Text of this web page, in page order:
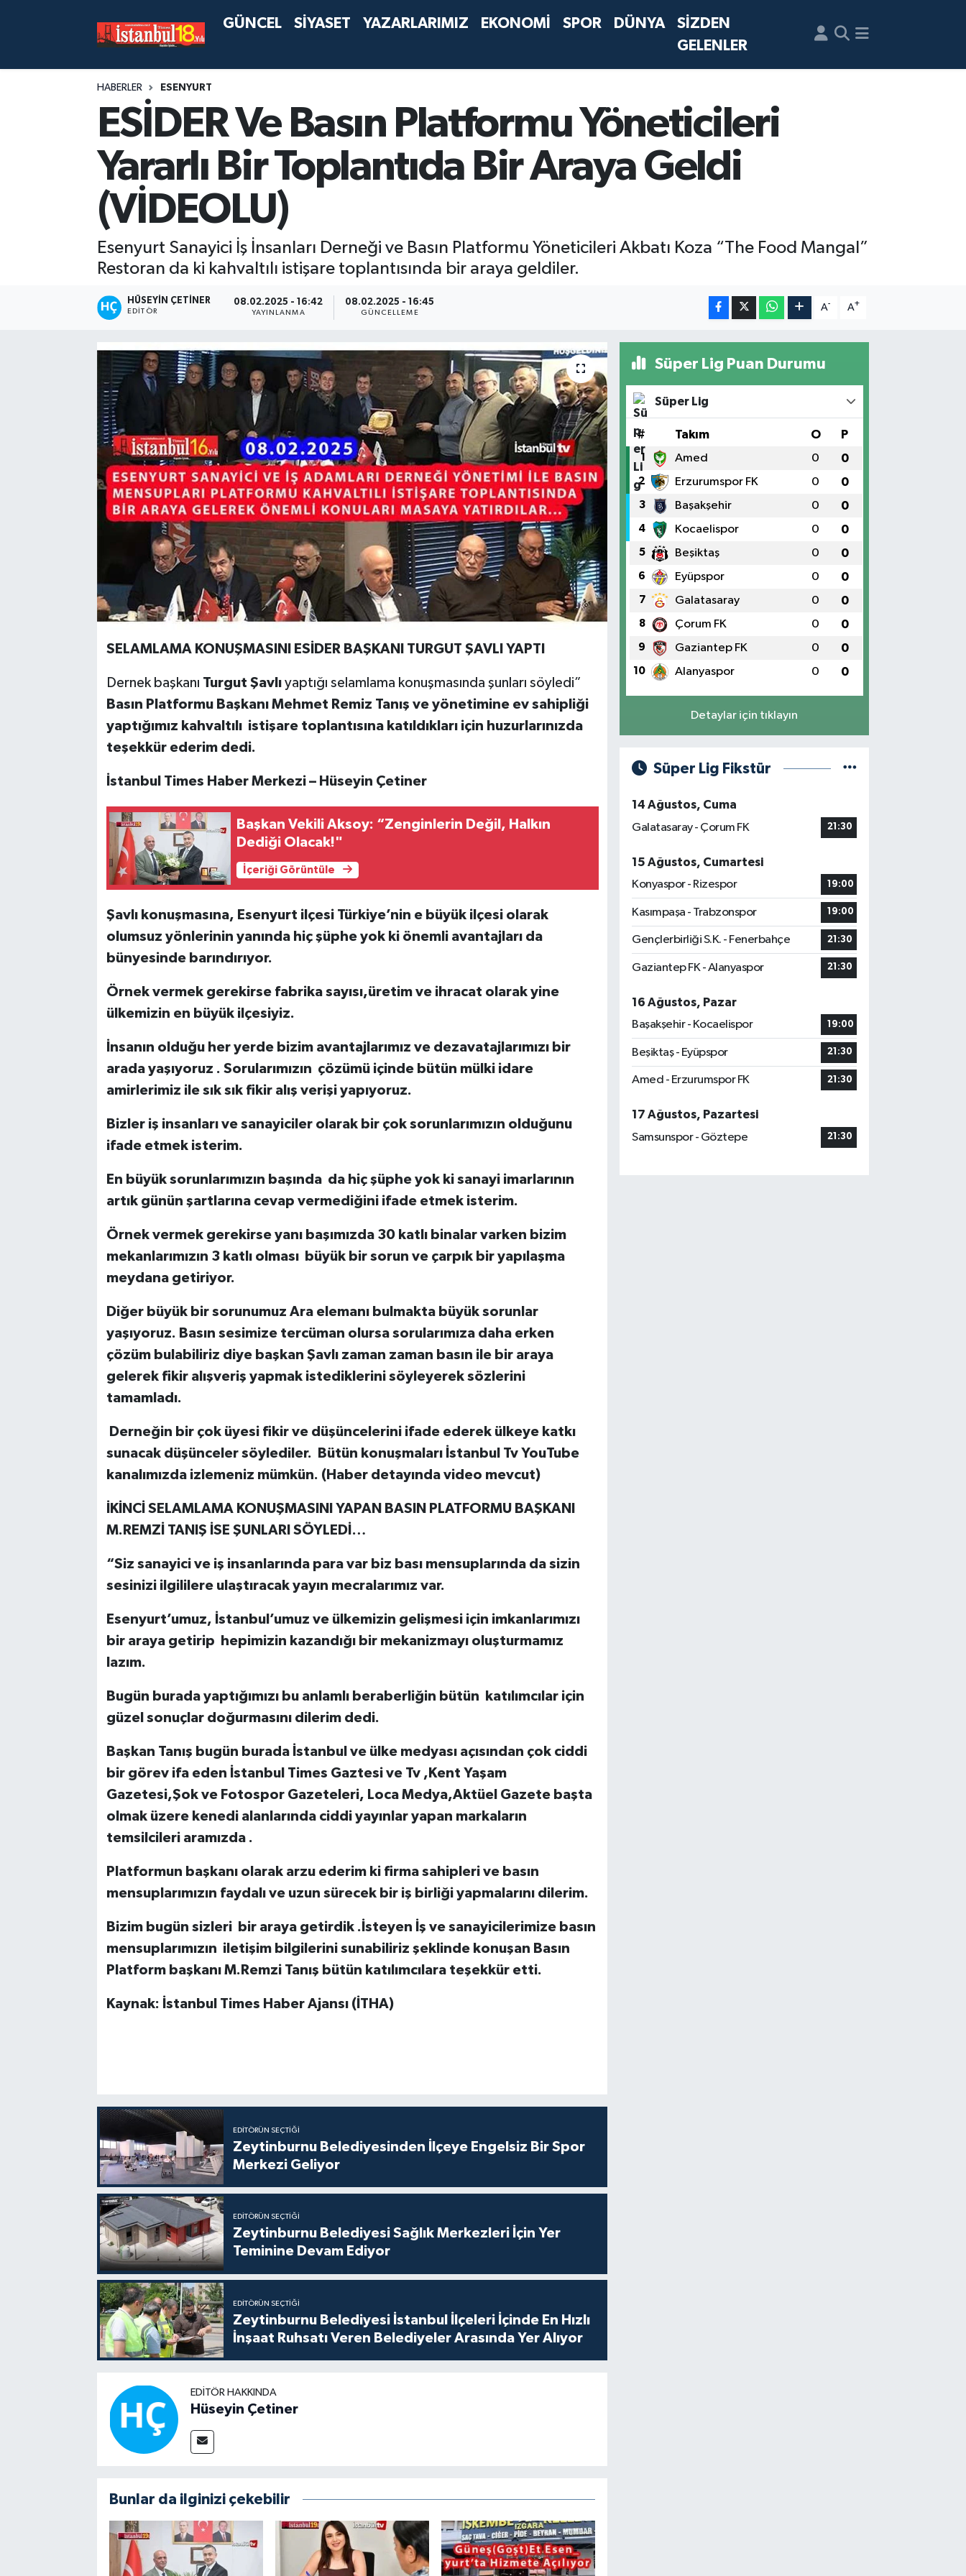
GÜNCEL SİYASET YAZARLARIMIZ EKONOMİ SPOR DÜNYA
SİZDEN
GELENLER
HABERLER ESENYURT
ESİDER Ve Basın Platformu Yöneticileri
Yararlı Bir Toplantıda Bir Araya Geldi
(VİDEOLU)
Esenyurt Sanayici İş İnsanları Derneği ve Basın Platformu Yöneticileri Akbatı Koza “The Food Mangal”
Restoran da ki kahvaltılı istişare toplantısında bir araya geldiler.
HÜSEYIN ÇETINER
EDITÖR
08.02.2025 - 16:42
YAYINLANMA
08.02.2025 - 16:45
GÜNCELLEME
A- A+
SELAMLAMA KONUŞMASINI ESİDER BAŞKANI TURGUT ŞAVLI YAPTI
Dernek başkanı Turgut Şavlıyaptığı selamlama konuşmasında şunları söyledi”
Basın Platformu Başkanı Mehmet Remiz Tanış ve yönetimine ev sahipliği
yaptığımız kahvaltılı istişare toplantısına katıldıkları için huzurlarınızda
teşekkür ederim dedi.
İstanbul Times Haber Merkezi – Hüseyin Çetiner
Başkan Vekili Aksoy: “Zenginlerin Değil, Halkın
Dediği Olacak!"
İçeriği Görüntüle
Şavlı konuşmasına, Esenyurt ilçesi Türkiye’nin e büyük ilçesi olarak
olumsuz yönlerinin yanında hiç şüphe yok ki önemli avantajları da
bünyesinde barındırıyor.
Örnek vermek gerekirse fabrika sayısı,üretim ve ihracat olarak yine
ülkemizin en büyük ilçesiyiz.
İnsanın olduğu her yerde bizim avantajlarımız ve dezavatajlarımızı bir
arada yaşıyoruz . Sorularımızın çözümü içinde bütün mülki idare
amirlerimiz ile sık sık fikir alış verişi yapıyoruz.
Bizler iş insanları ve sanayiciler olarak bir çok sorunlarımızın olduğunu
ifade etmek isterim.
En büyük sorunlarımızın başında da hiç şüphe yok ki sanayi imarlarının
artık günün şartlarına cevap vermediğini ifade etmek isterim.
Örnek vermek gerekirse yanı başımızda 30 katlı binalar varken bizim
mekanlarımızın 3 katlı olması büyük bir sorun ve çarpık bir yapılaşma
meydana getiriyor.
Diğer büyük bir sorunumuz Ara elemanı bulmakta büyük sorunlar
yaşıyoruz. Basın sesimize tercüman olursa sorularımıza daha erken
çözüm bulabiliriz diye başkan Şavlı zaman zaman basın ile bir araya
gelerek fikir alışveriş yapmak istediklerini söyleyerek sözlerini
tamamladı.
Derneğin bir çok üyesi fikir ve düşüncelerini ifade ederek ülkeye katkı
sunacak düşünceler söylediler. Bütün konuşmaları İstanbul Tv YouTube
kanalımızda izlemeniz mümkün. (Haber detayında video mevcut)
İKİNCİ SELAMLAMA KONUŞMASINI YAPAN BASIN PLATFORMU BAŞKANI
M.REMZİ TANIŞ İSE ŞUNLARI SÖYLEDİ…
“Siz sanayici ve iş insanlarında para var biz bası mensuplarında da sizin
sesinizi ilgililere ulaştıracak yayın mecralarımız var.
Esenyurt’umuz, İstanbul’umuz ve ülkemizin gelişmesi için imkanlarımızı
bir araya getirip hepimizin kazandığı bir mekanizmayı oluşturmamız
lazım.
Bugün burada yaptığımızı bu anlamlı beraberliğin bütün katılımcılar için
güzel sonuçlar doğurmasını dilerim dedi.
Başkan Tanış bugün burada İstanbul ve ülke medyası açısından çok ciddi
bir görev ifa eden İstanbul Times Gaztesi ve Tv ,Kent Yaşam
Gazetesi,Şok ve Fotospor Gazeteleri, Loca Medya,Aktüel Gazete başta
olmak üzere kenedi alanlarında ciddi yayınlar yapan markaların
temsilcileri aramızda .
Platformun başkanı olarak arzu ederim ki firma sahipleri ve basın
mensuplarımızın faydalı ve uzun sürecek bir iş birliği yapmalarını dilerim.
Bizim bugün sizleri bir araya getirdik .İsteyen İş ve sanayicilerimize basın
mensuplarımızın iletişim bilgilerini sunabiliriz şeklinde konuşan Basın
Platform başkanı M.Remzi Tanış bütün katılımcılara teşekkür etti.
Kaynak: İstanbul Times Haber Ajansı (İTHA)
EDITÖRÜN SEÇTIĞI
Zeytinburnu Belediyesinden İlçeye Engelsiz Bir Spor
Merkezi Geliyor
EDITÖRÜN SEÇTIĞI
Zeytinburnu Belediyesi Sağlık Merkezleri İçin Yer
Teminine Devam Ediyor
EDITÖRÜN SEÇTIĞI
Zeytinburnu Belediyesi İstanbul İlçeleri İçinde En Hızlı
İnşaat Ruhsatı Veren Belediyeler Arasında Yer Alıyor
EDITÖR HAKKINDA
Hüseyin Çetiner
Bunlar da ilginizi çekebilir
Süper Lig Puan Durumu
Süper Lig
# Takım O P
1 Amed 0 0
2 Erzurumspor FK 0 0
3 Başakşehir 0 0
4 Kocaelispor 0 0
5 Beşiktaş 0 0
6 Eyüpspor 0 0
7 Galatasaray 0 0
8 Çorum FK 0 0
9 Gaziantep FK 0 0
10 Alanyaspor 0 0
Detaylar için tıklayın
Süper Lig Fikstür
14 Ağustos, Cuma
Galatasaray - Çorum FK
21:30
15 Ağustos, Cumartesi
Konyaspor - Rizespor
19:00
Kasımpaşa - Trabzonspor 19:00
Gençlerbirliği S.K. - Fenerbahçe 21:30
Gaziantep FK - Alanyaspor 21:30
16 Ağustos, Pazar
Başakşehir - Kocaelispor
19:00
Beşiktaş - Eyüpspor 21:30
Amed - Erzurumspor FK 21:30
17 Ağustos, Pazartesi
Samsunspor - Göztepe
21:30